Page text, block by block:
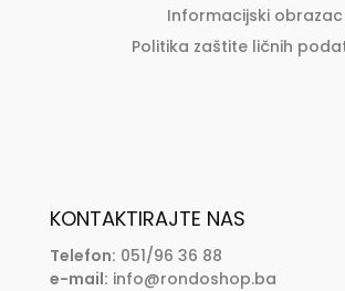
Informacijski obrazac
Politika zaštite ličnih
KONTAKTIRAJTE NAS
Telefon: 051/96 36 88
e-mail: info@rondoshop.ba